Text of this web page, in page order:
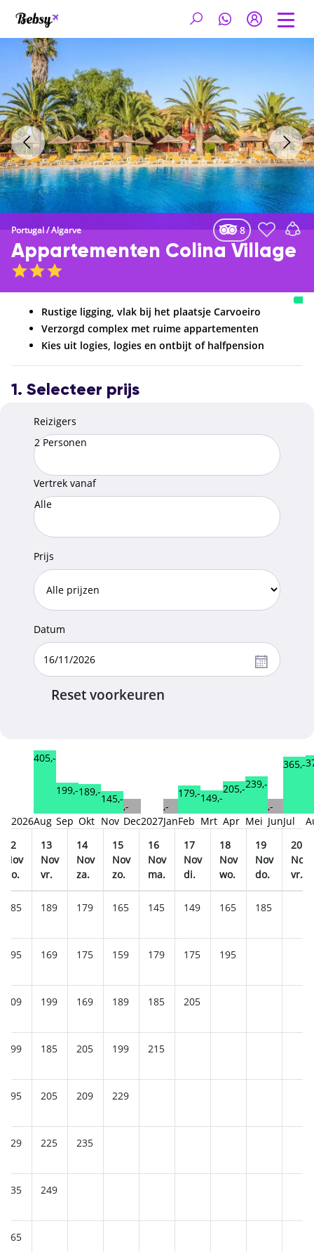
Portugal/Algarve 8
Appartementen Colina Village
Rustige ligging, vlak bij het plaatsje Carvoeiro
Verzorgd complex met ruime appartementen
Kies uit logies, logies en ontbijt of halfpension
1. Selecteer prijs
Reizigers
2 Personen
Vertrek vanaf
Alle
Prijs
Datum
Reset voorkeuren
2026
405,-
Aug
199,-
Sep
189,-
Okt
145,-
Nov
,-
Dec2027
,-
Jan
179,-
Feb
149,-
Mrt
205,-
Apr
239,-
Mei
,-
Jun
365,-
Jul
12
Nov
do.
13
Nov
vr.
14
Nov
za.
15
Nov
zo.
16
Nov
ma.
17
Nov
di.
18
Nov
wo.
19
Nov
do.
20
Nov
vr.
185 189 179 165 145 149 165 185
195 169 175 159 179 175 195
209 199 169 189 185 205
199 185 205 199 215
195 205 209 229
229 225 235
235 249
265